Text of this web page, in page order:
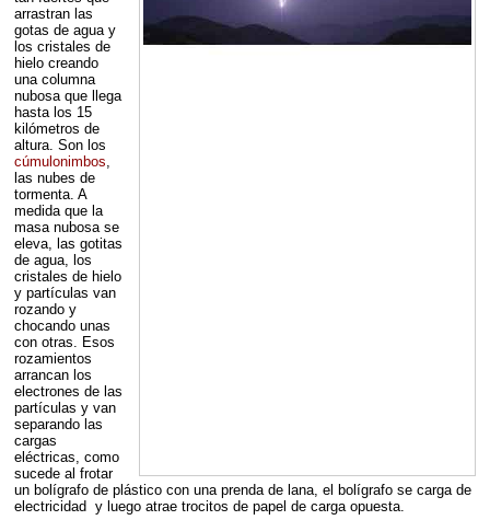
arrastran las
gotas de agua y
los cristales de
hielo creando
una columna
nubosa que llega
hasta los 15
kilómetros de
altura. Son los
cúmulonimbos,
las nubes de
tormenta. A
medida que la
masa nubosa se
eleva, las gotitas
de agua, los
cristales de hielo
y partículas van
rozando y
chocando unas
con otras. Esos
rozamientos
arrancan los
electrones de las
partículas y van
separando las
cargas
eléctricas, como
sucede al frotar
un bolígrafo de plástico con una prenda de lana, el bolígrafo se carga de
electricidad y luego atrae trocitos de papel de carga opuesta.